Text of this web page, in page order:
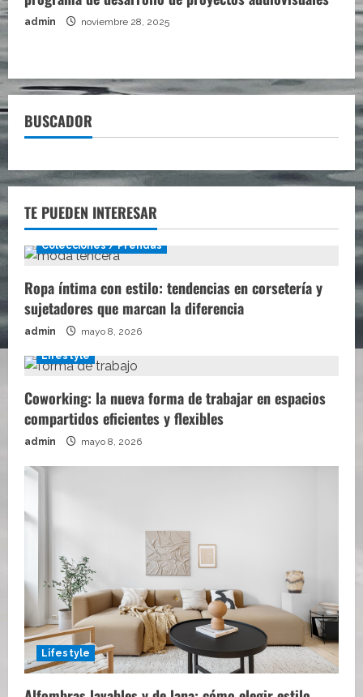
admin noviembre 28, 2025
BUSCADOR
TE PUEDEN INTERESAR
Colecciones / Prendas
Ropa íntima con estilo: tendencias en corsetería y
sujetadores que marcan la diferencia
admin mayo 8, 2026
Lifestyle
Coworking: la nueva forma de trabajar en espacios
compartidos eficientes y flexibles
admin mayo 8, 2026
Lifestyle